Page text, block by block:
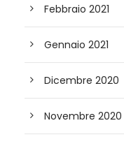
Febbraio 2021
Gennaio 2021
Dicembre 2020
Novembre 2020